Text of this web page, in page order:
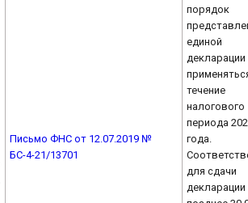
Письмо ФНС от 12.07.2019 №
БС-4-21/13701
порядок
единой
течение
налогового
периода
года.
для сдачи
декларации